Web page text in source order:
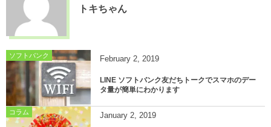
トキちゃん
ソフトバンク February 2 2019
LINE ソフトバンク友だちトークでスマホのデー
タ量が簡単にわかります
コラム January 2 2019